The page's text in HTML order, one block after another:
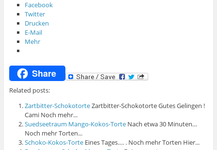
Facebook
Twitter
Drucken
E-Mail
Mehr
Share
Related posts:
Zartbitter-SchokotorteZartbitter-Schokotorte Gutes Gelingen !
Cami Noch mehr...
Suedseetraum Mango-Kokos-Torte Nach etwa 30 Minuten…
Noch mehr Torten...
Schoko-Kokos-Torte Eines Tages…. . Noch mehr Torten Hier...